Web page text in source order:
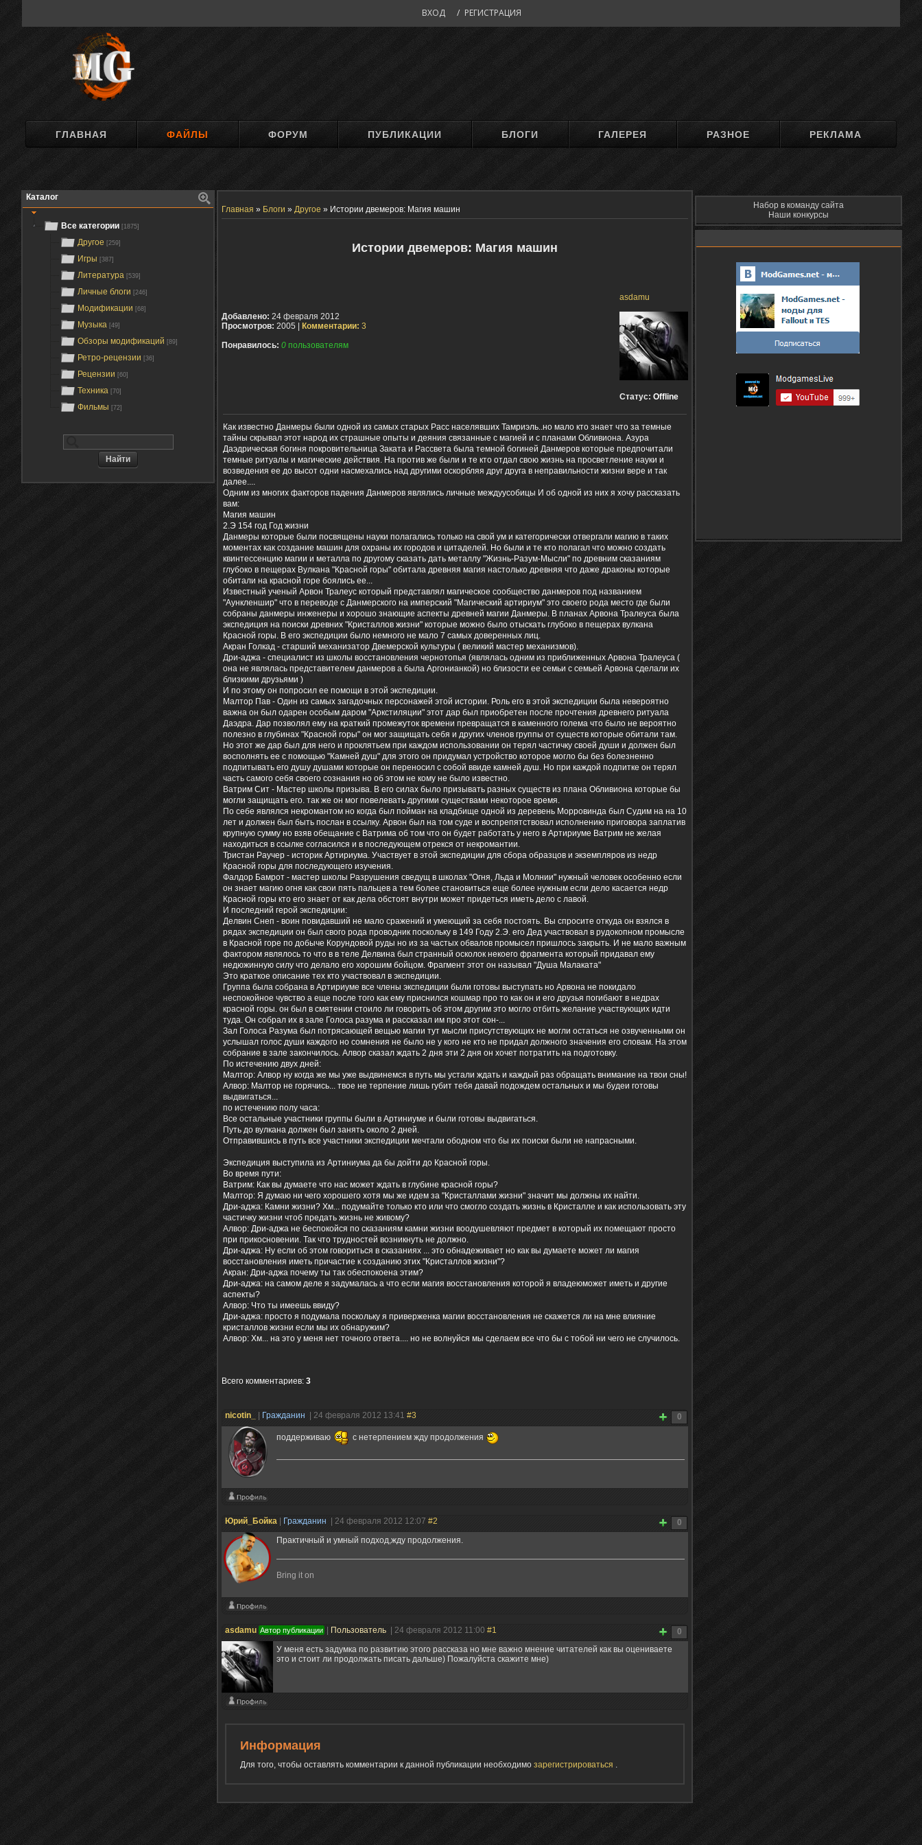
ВХОД / РЕГИСТРАЦИЯ
ГЛАВНАЯ ФАЙЛЫ ФОРУМ ПУБЛИКАЦИИ БЛОГИ ГАЛЕРЕЯ РАЗНОЕ РЕКЛАМА
Каталог
Все категории [1875]
Другое [259]
Игры [387]
Литература [539]
Личные блоги [246]
Модификации [68]
Музыка [49]
Обзоры модификаций [89]
Ретро-рецензии [36]
Рецензии [60]
Техника [70]
Фильмы [72]
Главная » Блоги » Другое » Истории двемеров: Магия машин
Истории двемеров: Магия машин
asdamu
Статус: Offline
Добавлено: 24 февраля 2012
Просмотров: 2005 | Комментарии: 3
Понравилось: 0 пользователям
Как известно Данмеры были одной из самых старых Расс населявших Тамриэль..но мало кто знает что за темные
тайны скрывал этот народ их страшные опыты и деяния связанные с магией и с планами Обливиона. Азура
Даэдрическая богиня покровительница Заката и Рассвета была темной богиней Данмеров которые предпочитали
темные ритуалы и магические действия. На против же были и те кто отдал свою жизнь на просветление науки и
возведения ее до высот одни насмехались над другими оскорбляя друг друга в неправильности жизни вере и так
далее....
Одним из многих факторов падения Данмеров являлись личные междуусобицы И об одной из них я хочу рассказать
вам:
Магия машин
2.Э 154 год Год жизни
Данмеры которые были посвящены науки полагались только на свой ум и категорически отвергали магию в таких
моментах как создание машин для охраны их городов и цитаделей. Но были и те кто полагал что можно создать
квинтессенцию магии и металла по другому сказать дать металлу "Жизнь-Разум-Мысли" по древним сказаниям
глубоко в пещерах Вулкана "Красной горы" обитала древняя магия настолько древняя что даже драконы которые
обитали на красной горе боялись ее...
Известный ученый Арвон Тралеус который представлял магическое сообщество данмеров под названием
"Аункленшир" что в переводе с Данмерского на имперский "Магический артириум" это своего рода место где были
собраны данмеры инженеры и хорошо знающие аспекты древней магии Данмеры. В планах Арвона Тралеуса была
экспедиция на поиски древних "Кристаллов жизни" которые можно было отыскать глубоко в пещерах вулкана
Красной горы. В его экспедиции было немного не мало 7 самых доверенных лиц.
Акран Голкад - старший механизатор Двемерской культуры ( великий мастер механизмов).
Дри-аджа - специалист из школы восстановления чернотопья (являлась одним из приближенных Арвона Тралеуса (
она не являлась представителем данмеров а была Аргонианкой) но близости ее семьи с семьей Арвона сделали их
близкими друзьями )
И по этому он попросил ее помощи в этой экспедиции.
Малтор Пав - Один из самых загадочных персонажей этой истории. Роль его в этой экспедиции была невероятно
важна он был одарен особым даром "Аркстиляции" этот дар был приобретен после прочтения древнего ритуала
Даэдра. Дар позволял ему на краткий промежуток времени превращатся в каменного голема что было не вероятно
полезно в глубинах "Красной горы" он мог защищать себя и других членов группы от существ которые обитали там.
Но этот же дар был для него и проклятьем при каждом использовании он терял частичку своей души и должен был
восполнять ее с помощью "Камней душ" для этого он придумал устройство которое могло бы без болезненно
подпитывать его душу душами которые он переносил с собой ввиде камней душ. Но при каждой подпитке он терял
часть самого себя своего сознания но об этом не кому не было известно.
Ватрим Сит - Мастер школы призыва. В его силах было призывать разных существ из плана Обливиона которые бы
могли защищать его. так же он мог повелевать другими существами некоторое время.
По себе являлся некромантом но когда был пойман на кладбище одной из деревень Морровинда был Судим на на 10
лет и должен был быть послан в ссылку. Арвон был на том суде и воспрепятствовал исполнению приговора заплатив
крупную сумму но взяв обещание с Ватрима об том что он будет работать у него в Артириуме Ватрим не желая
находиться в ссылке согласился и в последующем отрекся от некромантии.
Тристан Раучер - историк Артириума. Участвует в этой экспедиции для сбора образцов и экземпляров из недр
Красной горы для последующего изучения.
Фалдор Бамрот - мастер школы Разрушения сведущ в школах "Огня, Льда и Молнии" нужный человек особенно если
он знает магию огня как свои пять пальцев а тем более становиться еще более нужным если дело касается недр
Красной горы кто его знает от как дела обстоят внутри может придеться иметь дело с лавой.
И последний герой экспедиции:
Делвин Снеп - воин повидавший не мало сражений и умеющий за себя постоять. Вы спросите откуда он взялся в
рядах экспедиции он был свого рода проводник поскольку в 149 Году 2.Э. его Дед участвовал в рудокопном промысле
в Красной горе по добыче Корундовой руды но из за частых обвалов промысел пришлось закрыть. И не мало важным
фактором являлось то что в в теле Делвина был странный осколок некоего фрагмента который придавал ему
недюжинную силу что делало его хорошим бойцом. Фрагмент этот он называл "Душа Малаката"
Это краткое описание тех кто участвовал в экспедиции.
Группа была собрана в Артириуме все члены экспедиции были готовы выступать но Арвона не покидало
неспокойное чувство а еще после того как ему приснился кошмар про то как он и его друзья погибают в недрах
красной горы. он был в смятении стоило ли говорить об этом другим это могло отбить желание участвующих идти
туда. Он собрал их в зале Голоса разума и рассказал им про этот сон-...
Зал Голоса Разума был потрясающей вещью магии тут мысли присутствующих не могли остаться не озвученными он
услышал голос души каждого но сомнения не было не у кого не кто не придал должного значения его словам. На этом
собрание в зале закончилось. Алвор сказал ждать 2 дня эти 2 дня он хочет потратить на подготовку.
По истечению двух дней:
Малтор: Алвор ну когда же мы уже выдвинемся в путь мы устали ждать и каждый раз обращать внимание на твои сны!
Алвор: Малтор не горячись... твое не терпение лишь губит тебя давай подождем остальных и мы будеи готовы
выдвигаться...
по истечению полу часа:
Все остальные участники группы были в Артиниуме и были готовы выдвигаться.
Путь до вулкана должен был занять около 2 дней.
Отправившись в путь все участники экспедиции мечтали ободном что бы их поиски были не напрасными.
Экспедиция выступила из Артиниума да бы дойти до Красной горы.
Во время пути:
Ватрим: Как вы думаете что нас может ждать в глубине красной горы?
Малтор: Я думаю ни чего хорошего хотя мы же идем за "Кристаллами жизни" значит мы должны их найти.
Дри-аджа: Камни жизни? Хм... подумайте только кто или что смогло создать жизнь в Кристалле и как использовать эту
частичку жизни чтоб предать жизнь не живому?
Алвор: Дри-аджа не беспокойся по сказаниям камни жизни воодушевляют предмет в который их помещают просто
при прикосновении. Так что трудностей возникнуть не должно.
Дри-аджа: Ну если об этом говориться в сказаниях ... это обнадеживает но как вы думаете может ли магия
восстановления иметь причастие к созданию этих "Кристаллов жизни"?
Акран: Дри-аджа почему ты так обеспокоена этим?
Дри-аджа: на самом деле я задумалась а что если магия восстановления которой я владеюможет иметь и другие
аспекты?
Алвор: Что ты имеешь ввиду?
Дри-аджа: просто я подумала поскольку я приверженка магии восстановления не скажется ли на мне влияние
кристаллов жизни если мы их обнаружим?
Алвор: Хм... на это у меня нет точного ответа.... но не волнуйся мы сделаем все что бы с тобой ни чего не случилось.
Всего комментариев: 3
0
nicotin_ Гражданин | 24 февраля 2012 13:41 #3
поддерживаю с нетерпением жду продолжения
0
Юрий_Бойка Гражданин | 24 февраля 2012 12:07 #2
Практичный и умный подход,жду продолжения.
Bring it on
0
asdamu Автор публикации Пользователь | 24 февраля 2012 11:00 #1
У меня есть задумка по развитию этого рассказа но мне важно мнение читателей как вы оцениваете
это и стоит ли продолжать писать дальше) Пожалуйста скажите мне)
Информация
Для того, чтобы оставлять комментарии к данной публикации необходимо зарегистрироваться .
Набор в команду сайта
Наши конкурсы